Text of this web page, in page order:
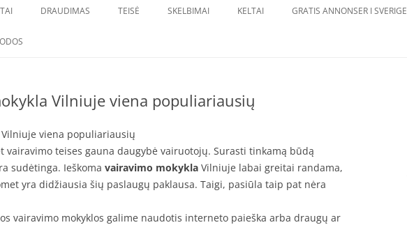
DRAUDIMAS TEISĖ SKELBIMAI KELTAI GRATIS ANNONSER I SVERIGE
PIGIAU
PADANGAS
PADANGOS
PADANGOS
TALPINIMAS
Vilniuje viena populiariausių
viena populiariausių
vairavimo teises gauna daugybė vairuotojų. Surasti tinkamą būdą
sudėtinga. Ieškoma vairavimo mokykla Vilniuje labai greitai randama,
yra didžiausia šių paslaugų paklausa. Taigi, pasiūla taip pat nėra
vairavimo mokyklos galime naudotis interneto paieška arba draugų ar